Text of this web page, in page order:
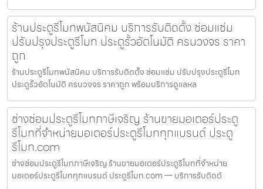
ร้านประตูรีโมทพนัสนิคม บริการรับติดตั้ง ซ่อมแซ่ม
ปรับปรุงประตูรีโมท ประตูรั้วอัตโนมัติ ครบวงจร ราคา
ถูก
ร้านประตูรีโมทพนัสนิคม บริการรับติดตั้ง ซ่อมแซ่ม ปรับปรุงประตูรีโมท
ประตูรั้วอัตโนมัติ ครบวงจร ราคาถูก พร้อมบริการดูแลหล
ช่างซ่อมประตูรีโมทภาษีเจริญ ร้านขายมอเตอร์ประตู
รีโมทที่จำหน่ายมอเตอร์ประตูรีโมททุกแบรนด์ ประตู
รีโมท.com
ช่างซ่อมประตูรีโมทภาษีเจริญ ร้านขายมอเตอร์ประตูรีโมทที่จำหน่าย
มอเตอร์ประตูรีโมททุกแบรนด์ ประตูรีโมท.com — บริการรับติดตั